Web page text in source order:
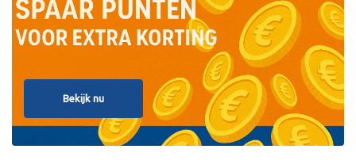
Bekijk nu